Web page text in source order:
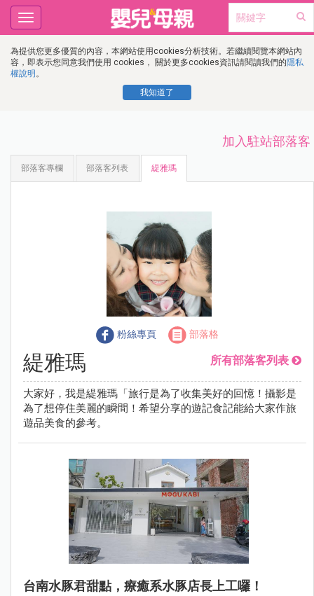
為提供您更多優質的內容，本網站使用cookies分析技術。若繼續閱覽本網站內
容，即表示您同意我們使用 cookies， 關於更多cookies資訊請閱讀我們的隱私
權說明 。
我知道了
Toggle
navigation
加入駐站部落客
部落客專欄 部落客列表 緹雅瑪
粉絲專頁 部落格
緹雅瑪 所有部落客列表
大家好，我是緹雅瑪「旅行是為了收集美好的回憶！攝影是
為了想停住美麗的瞬間！希望分享的遊記食記能給大家作旅
遊品美食的參考。
台南水豚君甜點，療癒系水豚店長上工囉！